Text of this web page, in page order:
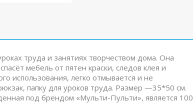
труда и занятиях творчеством дома. Она
мебель от пятен краски, следов клея и
использования, легко отмывается и не
папку для уроков труда. Размер —35*50 см.
под брендом «Мульти-Пульти», является 100